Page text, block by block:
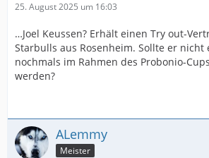
25. August 2025 um 16:03
…Joel Keussen? Erhält einen Try out-
Starbulls aus Rosenheim. Sollte er nicht
nochmals im Rahmen des Probonio-
werden?
ALemmy
Meister